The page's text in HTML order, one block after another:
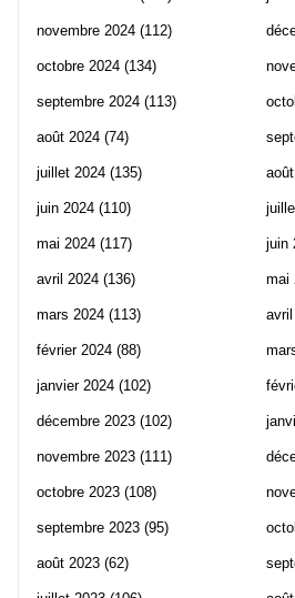
novembre 2024 (112)
octobre 2024 (134)
septembre 2024 (113)
août 2024 (74)
juillet 2024 (135)
juin 2024 (110)
mai 2024 (117)
avril 2024 (136)
mars 2024 (113)
février 2024 (88)
janvier 2024 (102)
décembre 2023 (102)
novembre 2023 (111)
octobre 2023 (108)
septembre 2023 (95)
août 2023 (62)
juin
mai